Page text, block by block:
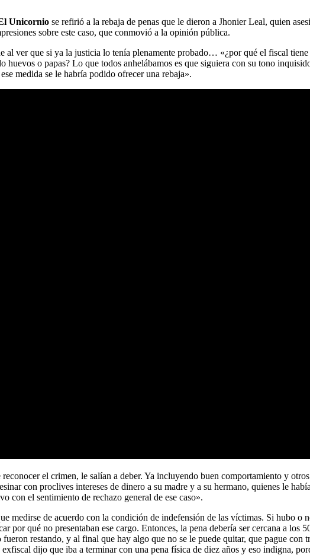
Unicornio se refirió a la rebaja de penas que le dieron a Jhonier Leal, quien
sobre este caso, que conmovió a la opinión pública.
ver que si ya la justicia lo tenía plenamente probado… «¿por qué el fiscal tiene
o papas? Lo que todos anhelábamos es que siguiera con su tono
medida se le habría podido ofrecer una rebaja».
el crimen, le salían a deber. Ya incluyendo buen comportamiento y
con proclives intereses de dinero a su madre y a su hermano, quienes le
con el sentimiento de rechazo general de ese caso».
medirse de acuerdo con la condición de indefensión de las víctimas. Si hubo o
por qué no presentaban ese cargo. Entonces, la pena debería ser cercana a los
restando, y al final que hay algo que no se le puede quitar, que pague con
dijo que iba a terminar con una pena física de diez años y eso indigna,